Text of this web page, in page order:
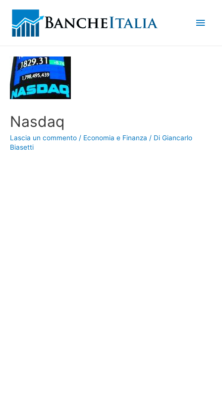
Nasdaq
Lascia un commento / Economia e Finanza / Di Giancarlo
Biasetti